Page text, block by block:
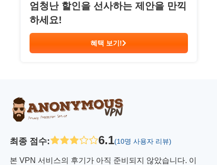
엄청난 할인을 선사하는 제안을 만끽
하세요!
혜택 보기!
최종 점수: 6.1(10명 사용자 리뷰)
본 VPN 서비스의 후기가 아직 준비되지 않았습니다. 이